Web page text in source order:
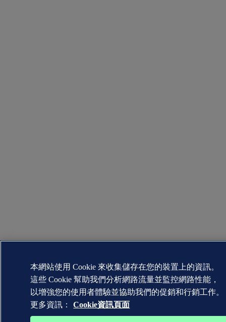
本網站使用 Cookie 來收集儲存在您的裝置上的資訊。
這些 Cookie 幫助我們分析網路流量並監控網路性能，
以增強您的使用者體驗並協助我們的促銷和行銷工作。
更多資訊：
Cookie資訊頁面